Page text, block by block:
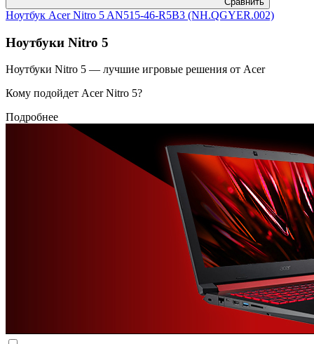
Ноутбук Acer Nitro 5 AN515-46-R5B3 (NH.QGYER.002)
Ноутбуки Nitro 5
Ноутбуки Nitro 5 — лучшие игровые решения от Acer
Кому подойдет Acer Nitro 5?
Подробнее